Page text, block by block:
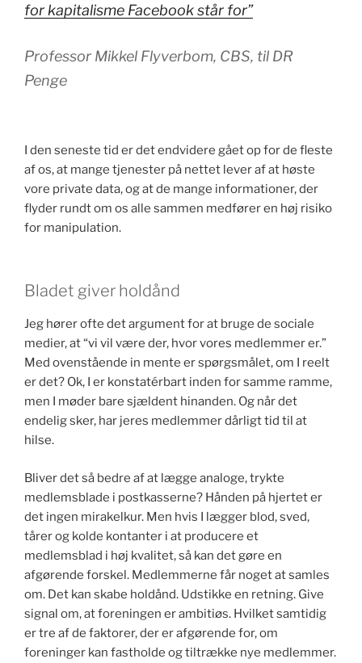
for kapitalisme Facebook står for”
Professor Mikkel Flyverbom, CBS, til DR
Penge
I den seneste tid er det endvidere gået op for de fleste
af os, at mange tjenester på nettet lever af at høste
vore private data, og at de mange informationer, der
flyder rundt om os alle sammen medfører en høj risiko
for manipulation.
Bladet giver holdånd
Jeg hører ofte det argument for at bruge de sociale
medier, at “vi vil være der, hvor vores medlemmer er.”
Med ovenstående in mente er spørgsmålet, om I reelt
er det? Ok, I er konstatérbart inden for samme ramme,
men I møder bare sjældent hinanden. Og når det
endelig sker, har jeres medlemmer dårligt tid til at
hilse.
Bliver det så bedre af at lægge analoge, trykte
medlemsblade i postkasserne? Hånden på hjertet er
det ingen mirakelkur. Men hvis I lægger blod, sved,
tårer og kolde kontanter i at producere et
medlemsblad i høj kvalitet, så kan det gøre en
afgørende forskel. Medlemmerne får noget at samles
om. Det kan skabe holdånd. Udstikke en retning. Give
signal om, at foreningen er ambitiøs. Hvilket samtidig
er tre af de faktorer, der er afgørende for, om
foreninger kan fastholde og tiltrække nye medlemmer.